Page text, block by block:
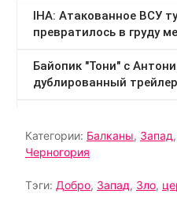
Категории: Балканы, Запад,
Черногория
Тэги: Добро, Запад, Зло,